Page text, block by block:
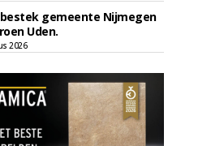
gemeente Nijmegen
Uden.
2026